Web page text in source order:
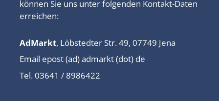
können Sie uns unter folgenden Kontakt-Daten
erreichen:
AdMarkt, Löbstedter Str. 49, 07749 Jena
Email epost (ad) admarkt (dot) de
Tel. 03641 / 8986422